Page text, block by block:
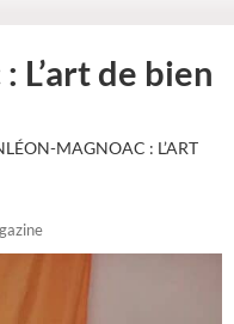
L’art de bien
MAGNOAC : L’ART